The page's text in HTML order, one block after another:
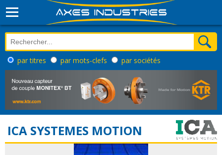
par titres par mots-clefs par sociétés
ICA SYSTEMES MOTION